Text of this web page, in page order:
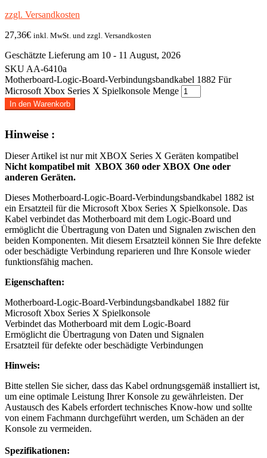
zzgl. Versandkosten
27,36€ inkl. MwSt. und zzgl. Versandkosten
Geschätzte Lieferung am 10 - 11 August, 2026
SKU AA-6410a
Motherboard-Logic-Board-Verbindungsbandkabel 1882 Für
Microsoft Xbox Series X Spielkonsole Menge
In den Warenkorb
Hinweise :
Dieser Artikel ist nur mit XBOX Series X Geräten kompatibel
Nicht kompatibel mit XBOX 360 oder XBOX One oder
anderen Geräten.
Dieses Motherboard-Logic-Board-Verbindungsbandkabel 1882 ist
ein Ersatzteil für die Microsoft Xbox Series X Spielkonsole. Das
Kabel verbindet das Motherboard mit dem Logic-Board und
ermöglicht die Übertragung von Daten und Signalen zwischen den
beiden Komponenten. Mit diesem Ersatzteil können Sie Ihre defekte
oder beschädigte Verbindung reparieren und Ihre Konsole wieder
funktionsfähig machen.
Eigenschaften:
Motherboard-Logic-Board-Verbindungsbandkabel 1882 für
Microsoft Xbox Series X Spielkonsole
Verbindet das Motherboard mit dem Logic-Board
Ermöglicht die Übertragung von Daten und Signalen
Ersatzteil für defekte oder beschädigte Verbindungen
Hinweis:
Bitte stellen Sie sicher, dass das Kabel ordnungsgemäß installiert ist,
um eine optimale Leistung Ihrer Konsole zu gewährleisten. Der
Austausch des Kabels erfordert technisches Know-how und sollte
von einem Fachmann durchgeführt werden, um Schäden an der
Konsole zu vermeiden.
Spezifikationen: